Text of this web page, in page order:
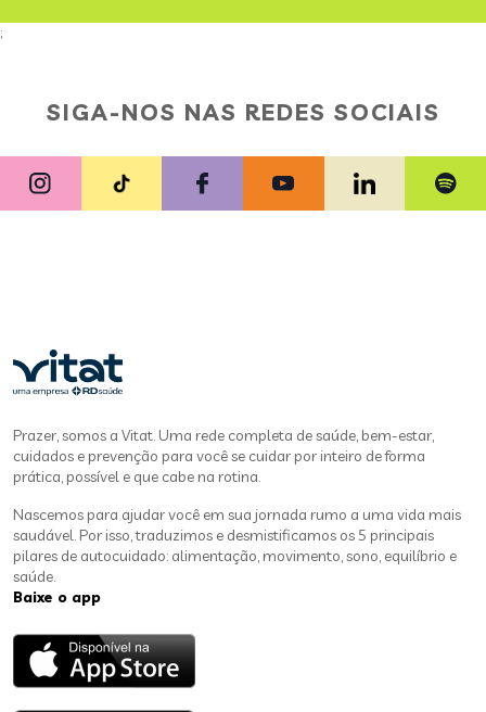
;
SIGA-NOS NAS REDES SOCIAIS
Prazer, somos a Vitat. Uma rede completa de saúde, bem-estar,
cuidados e prevenção para você se cuidar por inteiro de forma
prática, possível e que cabe na rotina.
Nascemos para ajudar você em sua jornada rumo a uma vida mais
saudável. Por isso, traduzimos e desmistificamos os 5 principais
pilares de autocuidado: alimentação, movimento, sono, equilíbrio e
saúde.
Baixe o app